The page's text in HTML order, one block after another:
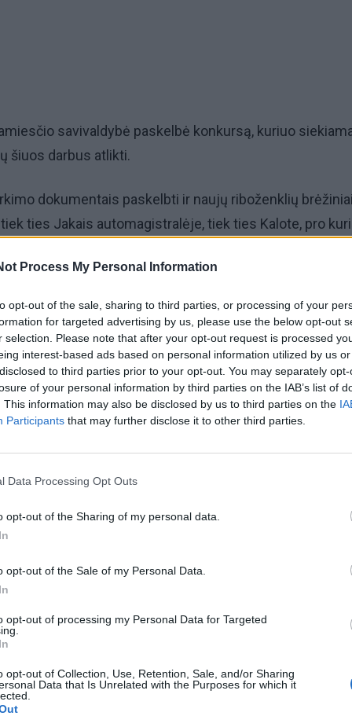
Process My Personal Information
opt-out of the sale, sharing to third parties, or processing of your
for targeted advertising by us, please use the below opt-out
selection. Please note that after your opt-out request is processed
interest-based ads based on personal information utilized by us
to third parties prior to your opt-out. You may separately
of your personal information by third parties on the IAB’s list of
This information may also be disclosed by us to third parties on the
Participants that may further disclose it to other third parties.
Data Processing Opt Outs
opt-out of the Sharing of my personal data.
opt-out of the Sale of my Personal Data.
opt-out of processing my Personal Data for Targeted
opt-out of Collection, Use, Retention, Sale, and/or Sharing
Data that Is Unrelated with the Purposes for which it
savivaldybė paskelbė konkursą, kuriuo
šiuos darbus atlikti.
dokumentais paskelbti ir naujų riboženklių
ties Jakais automagistralėje, tiek ties Kalote, pro
žemėlapiais yra nusidėvėję ir nebeaktualūs. Šiemet
pasirašė beveik 65 tūkst. eurų vertės sutartį dėl
parengimo ir jų įrengimo priežiūros.
variantus, ties įvažiavimais bus pastatytas apie 2,4
„Klaipėda“, o greta - 8 metrų aukščio stiebas su